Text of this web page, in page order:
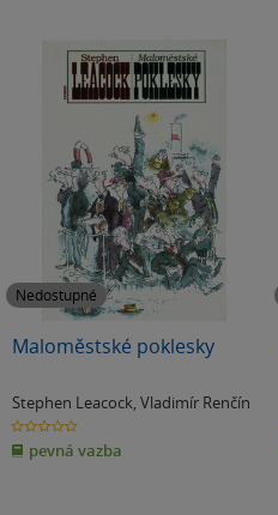
Nedostupné
Maloměstské poklesky
Stephen Leacock, Vladimír Renčín
0.0
z
5
hvězdiček
pevná vazba